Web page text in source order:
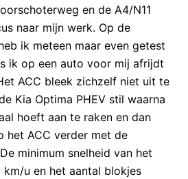
en de A4/N11
naar mijn werk. Op de
ik meteen maar even getest
ik op een auto voor mij afrijdt
ACC bleek zichzelf niet uit te
Kia Optima PHEV stil waarna
hoeft aan te raken en dan
het ACC verder met de
minimum snelheid van het
u en het aantal blokjes